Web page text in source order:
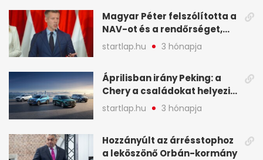
Magyar Péter felszólította a
NAV-ot és a rendőrséget,
tartóztassák le a NER-es
oligarchákat - A hét
startlap.hu 3 hónapja
Áprilisban irány Peking: a
Chery a családokat helyezi
globális mobilitási
programja középpontjába
startlap.hu 3 hónapja
Hozzányúlt az árrésstophoz
a leköszönő Orbán-kormány